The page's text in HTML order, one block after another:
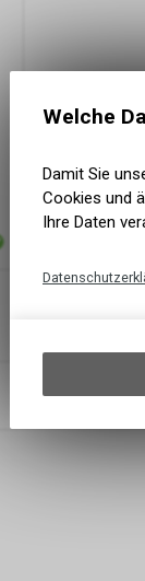
Welche
Damit Sie
Cookies und
Ihre Daten